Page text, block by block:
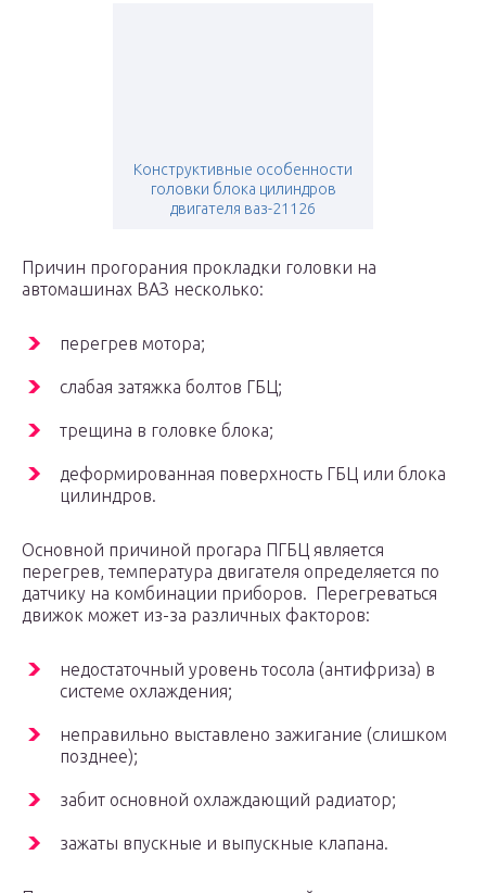
Конструктивные особенности
головки блока цилиндров
двигателя ваз-21126
Причин прогорания прокладки головки на
автомашинах ВАЗ несколько:
перегрев мотора;
слабая затяжка болтов ГБЦ;
трещина в головке блока;
деформированная поверхность ГБЦ или блока
цилиндров.
Основной причиной прогара ПГБЦ является
перегрев, температура двигателя определяется по
датчику на комбинации приборов. Перегреваться
движок может из-за различных факторов:
недостаточный уровень тосола (антифриза) в
системе охлаждения;
неправильно выставлено зажигание (слишком
позднее);
забит основной охлаждающий радиатор;
зажаты впускные и выпускные клапана.